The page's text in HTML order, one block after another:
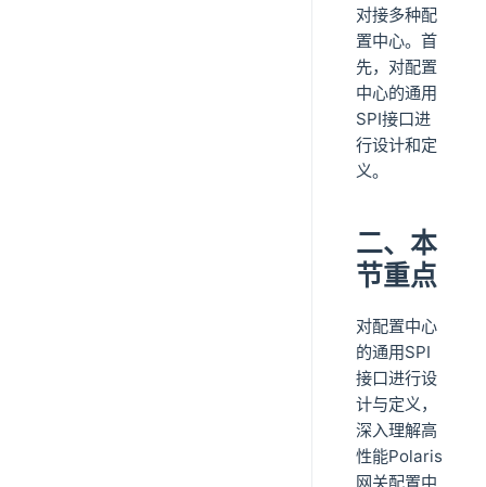
对接多种配
置中心。首
先，对配置
中心的通用
SPI接口进
行设计和定
义。
二、本
节重点
对配置中心
的通用SPI
接口进行设
计与定义，
深入理解高
性能Polaris
网关配置中